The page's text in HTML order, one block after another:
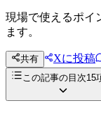
現場で使えるポイ
ます。
共有 Xに投稿
この記事の目次15